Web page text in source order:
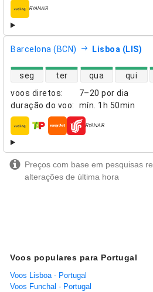
companhias aéreas
Barcelona (BCN) Lisboa (LIS)
voos diretos:
7–20 por dia
duração do voo: mín. 1h 50min
disponibilidade de voos diretos
seg ter qua qui
companhias aéreas
Preços com base em pesquisas
alterações de última hora
Voos populares para Portugal
Voos Lisboa - Portugal
Voos Funchal - Portugal